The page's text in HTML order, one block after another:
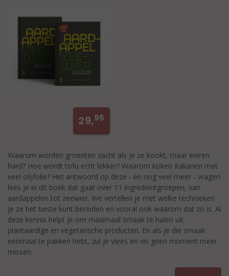
29,95
Waarom worden groenten zacht als je ze kookt, maar eieren
hard? Hoe wordt tofu echt lekker? Waarom koken Italianen met
veel olijfolie? Het antwoord op deze - en nog veel meer - vragen
lees je in dit boek dat gaat over 11 ingrediëntgroepen, van
aardappelen tot zeewier. We vertellen je met welke technieken
je ze het beste kunt bereiden en vooral ook waarom dat zo is. Al
deze kennis helpt je om maximaal smaak te halen uit
plantaardige en vegetarische producten. En als je die smaak
eenmaal te pakken hebt, zul je vlees en vis geen moment meer
missen.